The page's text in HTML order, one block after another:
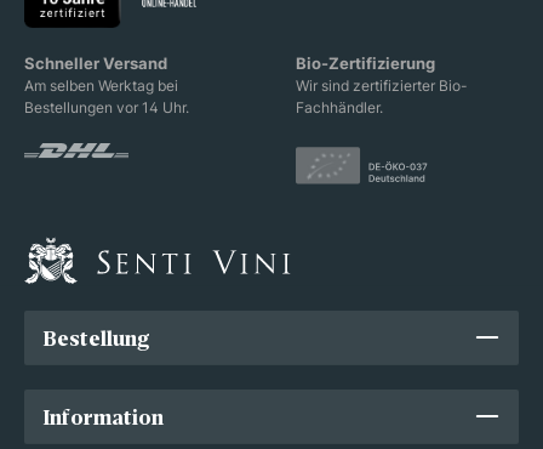
Schneller Versand
Am selben Werktag bei
Bestellungen vor 14 Uhr.
Bio-Zertifizierung
Wir sind zertifizierter Bio-
Fachhändler.
Bestellung
Information